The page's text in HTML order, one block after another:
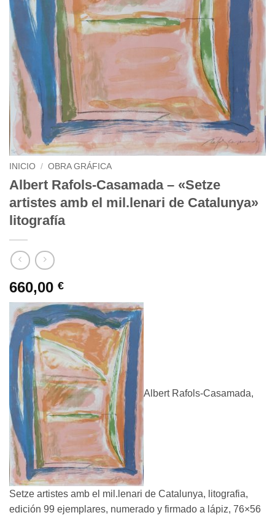
INICIO / OBRA GRÁFICA
Albert Rafols-Casamada – «Setze
artistes amb el mil.lenari de Catalunya»
litografía
660,00 €
Albert Rafols-Casamada,
Setze artistes amb el mil.lenari de Catalunya, litografia,
edición 99 ejemplares, numerado y firmado a lápiz, 76×56